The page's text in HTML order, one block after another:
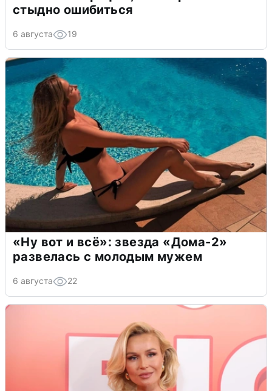
стыдно ошибиться
6 августа 19
«Ну вот и всё»: звезда «Дома-2»
развелась с молодым мужем
6 августа 22